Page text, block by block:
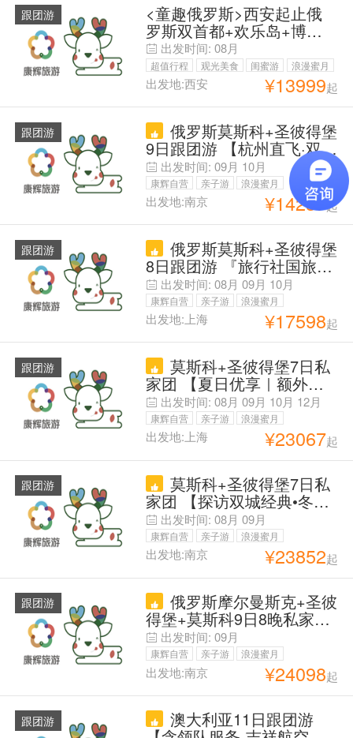
跟团游 <童趣俄罗斯>西安起止俄
罗斯双首都+欢乐岛+博物
馆暑假亲子文化之旅双飞9
日跟团游
出发时间: 08月
超值行程 观光美食 闺蜜游
浪漫蜜月
父母安心游
出发地:西安 ¥13999起
跟团游 俄罗斯莫斯科+圣彼得堡
9日跟团游 【杭州直飞·双
导】纯玩&特惠&升级游/三
宫一花园+金环小镇+涅瓦
河游船+特色大教堂+地下
宫殿+红场自由活动~俄式
特色风味餐；体验传统服饰
&烤肉餐+含导服费+酒店
出发时间: 09月 10月
康辉自营 亲子游
浪漫蜜月
父母安心游
出发地:南京 ¥14237起
跟团游 俄罗斯莫斯科+圣彼得堡
8日跟团游 『旅行社国旅』
4宫入内含讲解+冬宫快通
+金环小镇|境内高铁|酒店|
八菜团餐+俄式大餐
出发时间: 08月 09月 10月
康辉自营 亲子游
浪漫蜜月
父母安心游
出发地:上海 ¥17598起
跟团游 莫斯科+圣彼得堡7日私
家团 【夏日优享｜额外领
券限每日咨询前20名】限时
免签 丨金环小镇/武装力量
2选1丨美学四宫 克叶夏冬
丨换城高铁【1单1团 SVIP
专享用车｜中文司机 沟通
无忧】更多精彩 尽在客服
定制
出发时间: 08月 09月 10月 12月
康辉自营 亲子游
浪漫蜜月
父母安心游
出发地:上海 ¥23067起
跟团游 莫斯科+圣彼得堡7日私
家团 【探访双城经典•冬季
免代办电子签手续费】金环
小镇/武装力量 2选1丨美学
四宫 克叶夏冬丨浪漫
Moscow 游船体验+换城高
铁【1单1团 SVIP专享用车
｜中文司导 沟通无忧】更
多精彩 尽在客服定制
出发时间: 08月 09月
康辉自营 亲子游
浪漫蜜月
父母安心游
出发地:南京 ¥23852起
跟团游 俄罗斯摩尔曼斯克+圣彼
得堡+莫斯科9日8晚私家团
三城游记·上帝烟火「坦克
+射击体验·观鲸·3晚追光·莫
斯科游船」冬宫+夏宫+叶
宫+兔子岛+圣以撒教堂+北
极圈坐标+新老捷里+克里
姆林宫+推荐Tom熊拍照
出发时间: 09月
康辉自营 亲子游
浪漫蜜月
父母安心游
出发地:南京 ¥24098起
跟团游 澳大利亚11日跟团游